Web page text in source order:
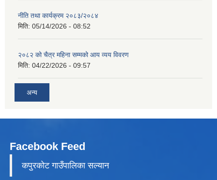
नीति तथा कार्यक्रम २०८३/२०८४
मिति: 05/14/2026 - 08:52
२०८२ को चैत्र महिना सम्मको आय व्यय विवरण
मिति: 04/22/2026 - 09:57
अन्य
Facebook Feed
कपुरकाेट गाउँपालिका सल्यान